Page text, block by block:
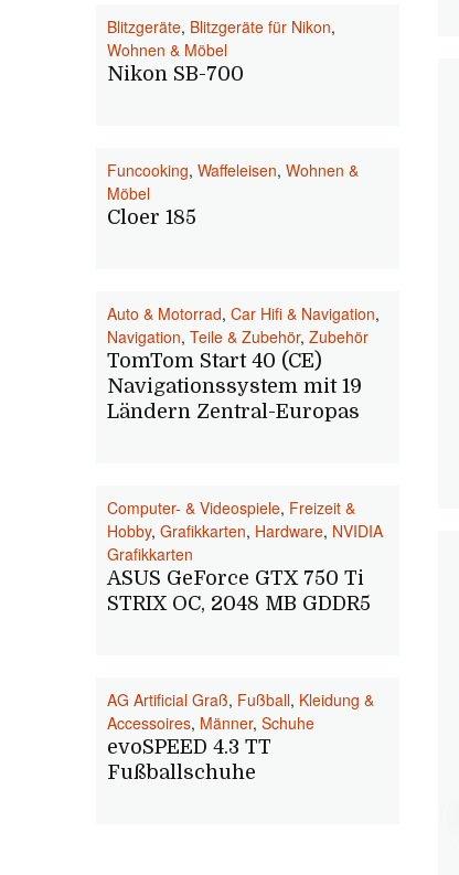
Blitzgeräte, Blitzgeräte für Nikon,
Wohnen & Möbel
Nikon SB-700
Funcooking, Waffeleisen, Wohnen &
Möbel
Cloer 185
Auto & Motorrad, Car Hifi & Navigation,
Navigation, Teile & Zubehör, Zubehör
TomTom Start 40 (CE)
Navigationssystem mit 19
Ländern Zentral-Europas
Computer- & Videospiele, Freizeit &
Hobby, Grafikkarten, Hardware, NVIDIA
Grafikkarten
ASUS GeForce GTX 750 Ti
STRIX OC, 2048 MB GDDR5
AG Artificial Graß, Fußball, Kleidung &
Accessoires, Männer, Schuhe
evoSPEED 4.3 TT
Fußballschuhe